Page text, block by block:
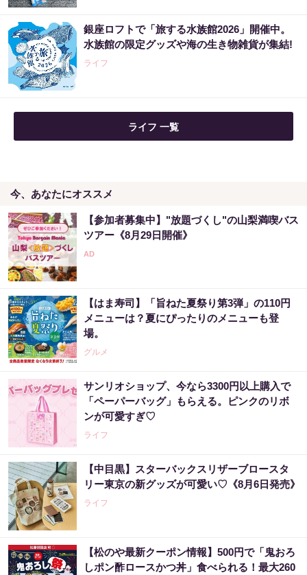
銀座ロフトで「旅する水族館2026」開催中。
水族館の限定グッズや海の生き物雑貨が集結!
ライフ
ライフ 一覧
今、あなたにオススメ
【参加者募集中】"放題づくし"の山梨満喫バス
ツアー《8月29日開催》
【はま寿司】「旨ねた夏祭り第3弾」の110円
メニューは？夏にぴったりのメニューも登
場。
グルメ
サンリオショップ、今なら3300円以上購入で
「ペーパーバッグ」もらえる。ピンクのリボ
ンが可愛すぎ♡
ライフ
【中目黒】スターバックスリザーブロースタ
リー東京の新グッズが可愛い♡《8月6日発売》
ライフ
【松のや最新クーポン情報】500円で「鬼おろ
しポン酢ロースかつ丼」食べられる！最大260